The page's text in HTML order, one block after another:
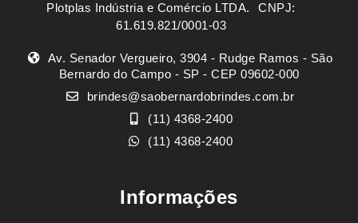
Plotplas Indústria e Comércio LTDA. ㅤㅤㅤ CNPJ:
61.619.821/0001-03
Av. Senador Vergueiro, 3904 - Rudge Ramos - São
Bernardo do Campo - SP - CEP 09602-000
brindes@saobernardobrindes.com.br
(11) 4368-2400
(11) 4368-2400
Informações